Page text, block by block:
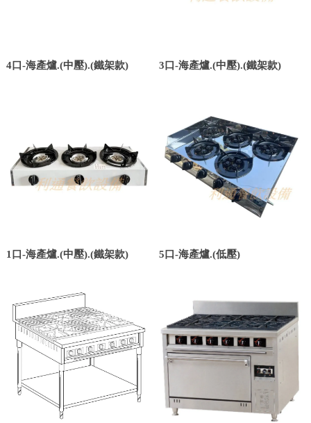
4口-海產爐.(中壓).(鐵架款) 3口-海產爐.(中壓).(鐵架款)
1口-海產爐.(中壓).(鐵架款) 5口-海產爐.(低壓)